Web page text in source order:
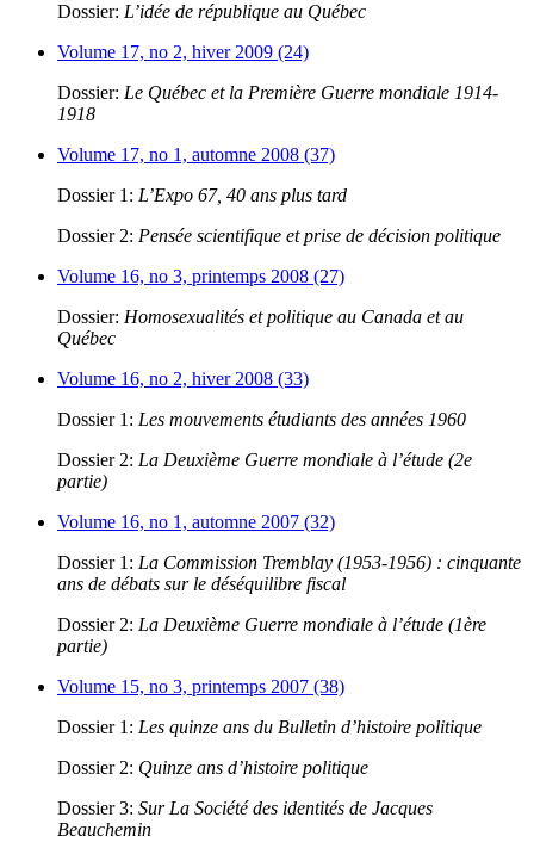
Dossier: L’idée de république au Québec
Volume 17, no 2, hiver 2009 (24)
Dossier: Le Québec et la Première Guerre mondiale 1914-
1918
Volume 17, no 1, automne 2008 (37)
Dossier 1: L’Expo 67, 40 ans plus tard
Dossier 2: Pensée scientifique et prise de décision politique
Volume 16, no 3, printemps 2008 (27)
Dossier: Homosexualités et politique au Canada et au
Québec
Volume 16, no 2, hiver 2008 (33)
Dossier 1: Les mouvements étudiants des années 1960
Dossier 2: La Deuxième Guerre mondiale à l’étude (2e
partie)
Volume 16, no 1, automne 2007 (32)
Dossier 1: La Commission Tremblay (1953-1956) : cinquante
ans de débats sur le déséquilibre fiscal
Dossier 2: La Deuxième Guerre mondiale à l’étude (1ère
partie)
Volume 15, no 3, printemps 2007 (38)
Dossier 1: Les quinze ans du Bulletin d’histoire politique
Dossier 2: Quinze ans d’histoire politique
Dossier 3: Sur La Société des identités de Jacques
Beauchemin